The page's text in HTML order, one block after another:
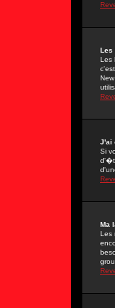
Les
Les
J'ai
Si
Ma
Les